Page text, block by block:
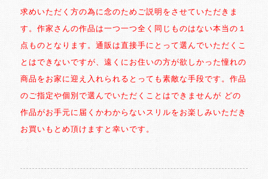
求めいただく方の為に念のためご説明をさせていただきま
す。作家さんの作品は一つ一つ全く同じものはない本当の１
点ものとなります。通販は直接手にとって選んでいただくこ
とはできないですが、遠くにお住いの方が欲しかった憧れの
商品をお家に迎え入れられるとっても素敵な手段です。作品
のご指定や個別で選んでいただくことはできませんが どの
作品がお手元に届くかわからないスリルをお楽しみいただき
お買いもとめ頂けますと幸いです。